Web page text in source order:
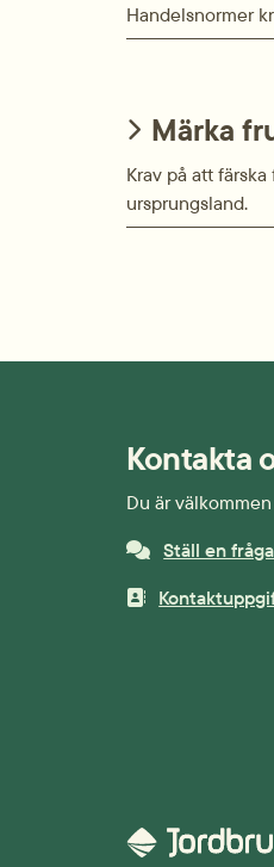
Handelsnormer
Märka
Krav på att
ursprungsland.
Kontakta
Du är
Ställ en